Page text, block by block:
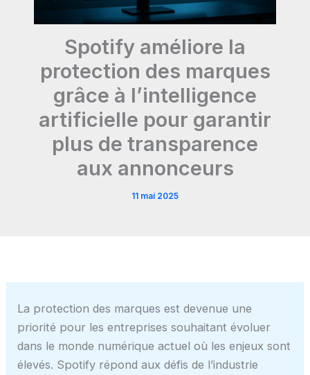
Spotify améliore la
protection des marques
grâce à l’intelligence
artificielle pour garantir
plus de transparence
aux annonceurs
11 mai 2025
La protection des marques est devenue une
priorité pour les entreprises souhaitant évoluer
dans le monde numérique actuel où les enjeux sont
élevés. Spotify répond aux défis de l’industrie